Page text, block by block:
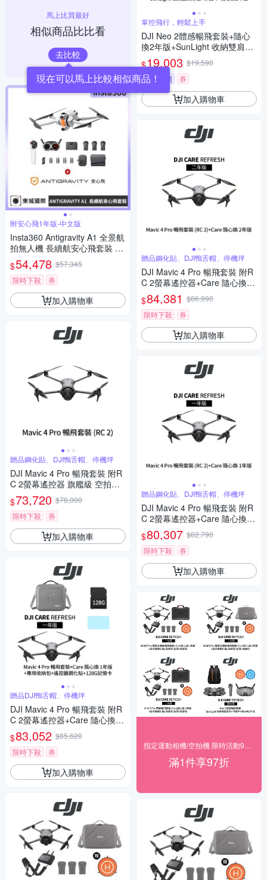
馬上比買最好
相似商品比比看
去比較
現在可以馬上比較相似商品！
附安心飛1年版-中文版
Insta360 Antigravity A1 全景航
拍無人機 長續航安心飛套裝 東
城代理公司貨
$54,478 $57,345
限時下殺
券
加入購物車
贈品鋼化貼、DJI鴨舌帽、停機坪
DJI Mavic 4 Pro 暢飛套裝 附R
C 2螢幕遙控器 旗艦級 空拍機
(聯強公司貨)
$73,720 $76,000
限時下殺
券
加入購物車
贈品DJI鴨舌帽、停機坪
DJI Mavic 4 Pro 暢飛套裝 附R
C 2螢幕遙控器+Care 隨心換 1
年版+12020058專用收納包+遙
控器鋼化貼+128G記憶卡 (聯強
公司貨)
$83,052 $85,620
限時下殺
券
加入購物車
掌控飛行，輕鬆上手
DJI Neo 2體感暢飛套裝+隨心
換2年版+SunLight 收納雙肩背
包+SunLight PK-075 停機坪
(聯強公司貨)
$19,003 $19,590
挑戰低價
券
加入購物車
贈品鋼化貼、DJI鴨舌帽、停機坪
DJI Mavic 4 Pro 暢飛套裝 附R
C 2螢幕遙控器+Care 隨心換 2
年版 (聯強公司貨)
$84,381 $86,990
限時下殺
券
加入購物車
贈品鋼化貼、DJI鴨舌帽、停機坪
DJI Mavic 4 Pro 暢飛套裝 附R
C 2螢幕遙控器+Care 隨心換 1
年版 (聯強公司貨)
$80,307 $82,790
限時下殺
券
加入購物車
滿1件享97折